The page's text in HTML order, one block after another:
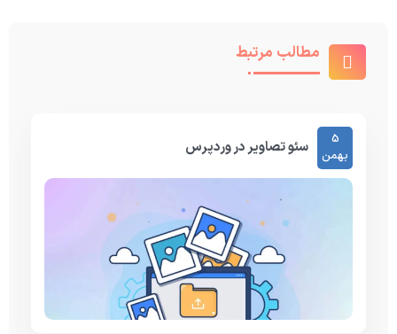
مطالب مرتبط
5
بهمن
سئو تصاویر در وردپرس